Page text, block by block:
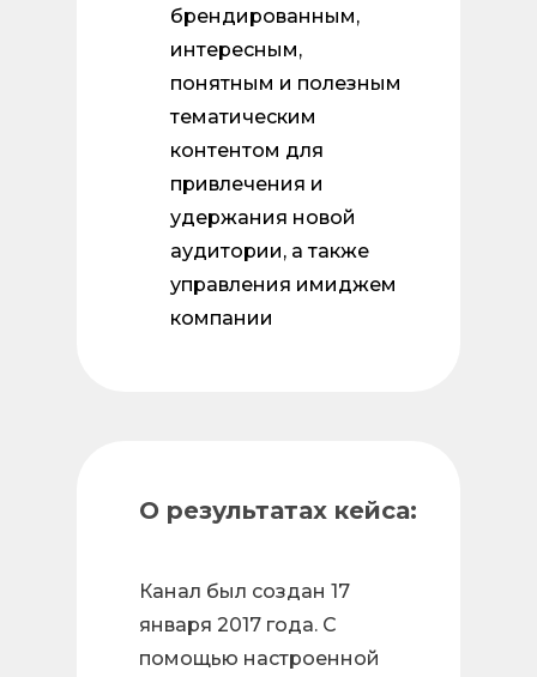
О результатах кейса:
брендированным,
интересным,
понятным и полезным
тематическим
контентом для
привлечения и
удержания новой
аудитории, а также
управления имиджем
компании
Канал был создан 17
января 2017 года. С
помощью настроенной